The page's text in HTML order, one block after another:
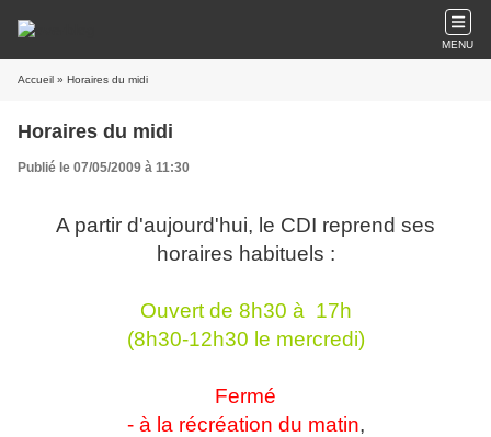
MENU
Accueil » Horaires du midi
Horaires du midi
Publié le 07/05/2009 à 11:30
A partir d'aujourd'hui, le CDI reprend ses
horaires habituels :
Ouvert de 8h30 à 17h
(8h30-12h30 le mercredi)
Fermé
- à la récréation du matin,